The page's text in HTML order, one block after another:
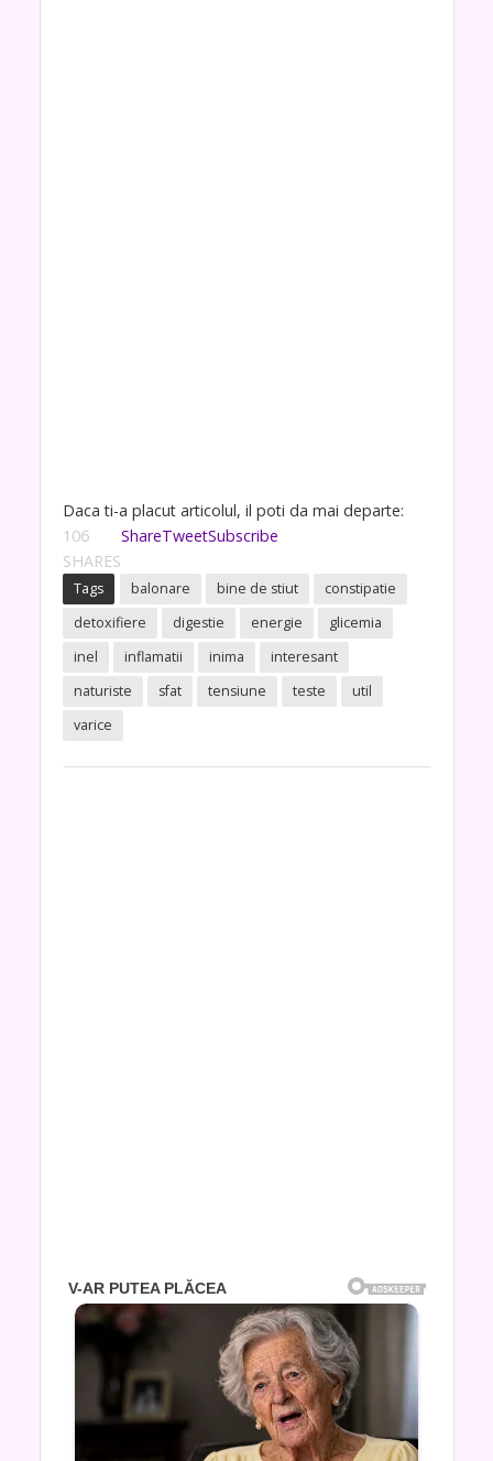
Daca ti-a placut articolul, il poti da mai departe:
106
SHARES
ShareTweetSubscribe
Tags balonare bine de stiut
constipatie
detoxifiere
digestie energie
glicemia
inel
inflamatii inima
interesant
naturiste
sfat tensiune teste
util
varice